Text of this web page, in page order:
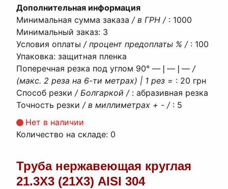
Дополнительная информация
Минимальная сумма заказа / в ГРН / : 1000
Минимальный заказ: 3
Условия оплаты / процент предоплаты % / : 100
Упаковка: защитная пленка
Поперечная резка под углом 90° ―❘―❘― /
(макс. 2 реза на 6-ти метрах) | 1 рез = : 20 грн
Способ резки / Болгаркой / : абразивная резка
Точность резки / в миллиметрах + - / : 5
Нет в наличии
Количество на складе: 0
Труба нержавеющая круглая
21.3Х3 (21Х3) AISI 304